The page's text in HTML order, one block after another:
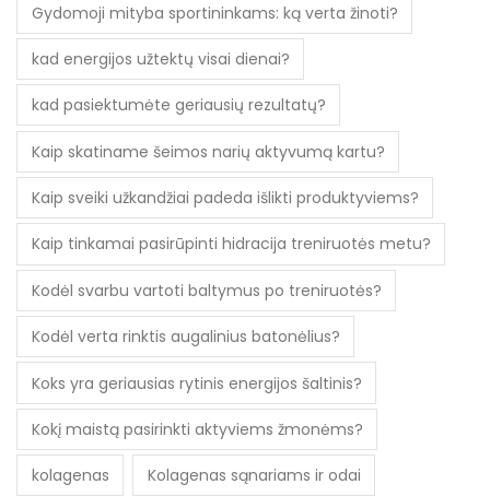
Gydomoji mityba sportininkams: ką verta žinoti?
kad energijos užtektų visai dienai?
kad pasiektumėte geriausių rezultatų?
Kaip skatiname šeimos narių aktyvumą kartu?
Kaip sveiki užkandžiai padeda išlikti produktyviems?
Kaip tinkamai pasirūpinti hidracija treniruotės metu?
Kodėl svarbu vartoti baltymus po treniruotės?
Kodėl verta rinktis augalinius batonėlius?
Koks yra geriausias rytinis energijos šaltinis?
Kokį maistą pasirinkti aktyviems žmonėms?
kolagenas Kolagenas sąnariams ir odai